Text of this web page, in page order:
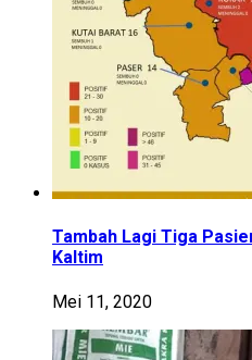
Tambah Lagi Tiga
Kaltim
Mei 11, 2020